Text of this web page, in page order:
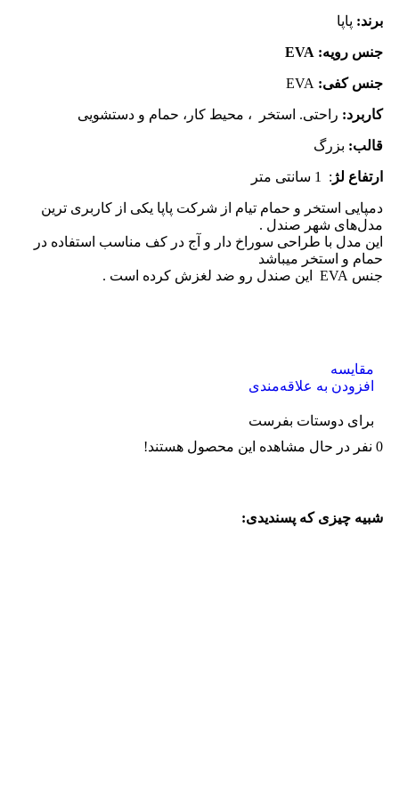
برند: پاپا
جنس رویه: EVA
جنس کفی:
کاربرد: راحتی. استخر ، محیط کار، حمام و دستشویی
قالب: بزرگ
ارتفاع لژ : 1 سانتی متر
دمپایی استخر و حمام تیام از شرکت پاپا یکی از کاربری ترین
مدل‌های شهر صندل .
این مدل با طراحی سوراخ دار و آج در کف مناسب استفاده در
حمام و استخر میباشد
جنس EVA این صندل رو ضد لغزش کرده است .
مقایسه
افزودن به علاقه‌مندی
برای دوستات بفرست
0 نفر در حال مشاهده این محصول هستند!
شبیه چیزی که پسندیدی: